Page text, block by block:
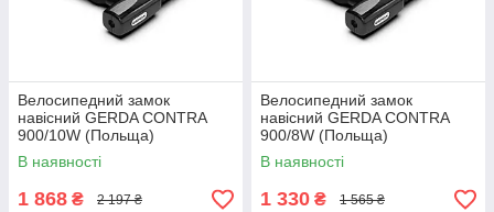
Велосипедний замок
навісний GERDA CONTRA
900/10W (Польща)
В наявності
1 868 ₴ 2 197 ₴
Велосипедний замок
навісний GERDA CONTRA
900/8W (Польща)
В наявності
1 330 ₴ 1 565 ₴